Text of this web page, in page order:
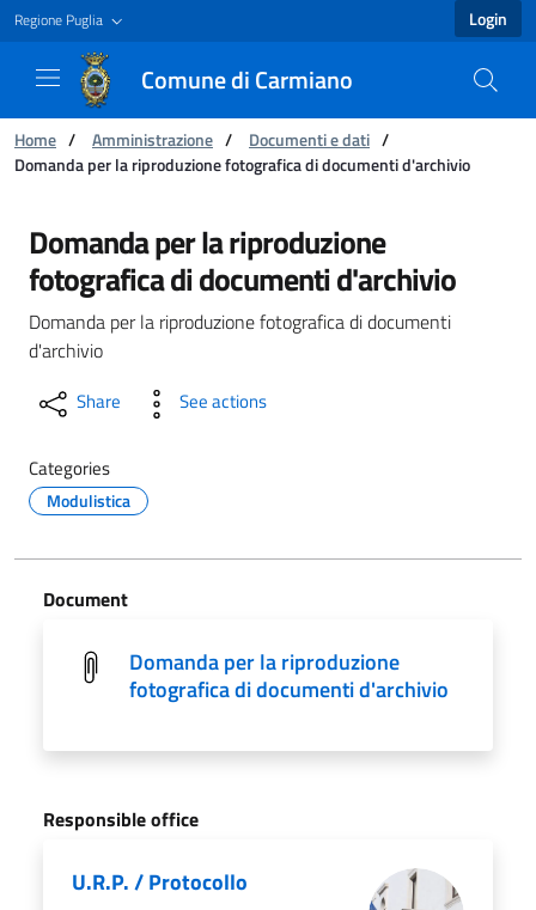
Regione Puglia Login
Comune di Carmiano
You are:
Home / Amministrazione / Documenti e dati /
Domanda per la riproduzione fotografica di documenti d'archivio
Domanda per la riproduzione fotografica di
Domanda per la riproduzione
fotografica di documenti d'archivio
Domanda per la riproduzione fotografica di documenti
d'archivio
Share See actions
Categories
Modulistica
Document
Domanda per la riproduzione
fotografica di documenti d'archivio
Responsible office
U.R.P. / Protocollo